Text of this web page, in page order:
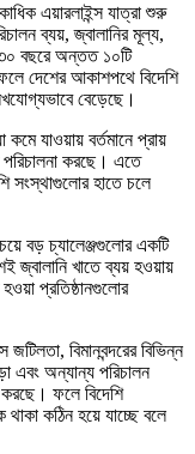
এয়ারলাইন্স যাত্রা শুরু
ব্যয়, জ্বালানির মূল্য,
৩০ বছরে অন্তত ১০টি
ফলে দেশের আকাশপথে বিদেশি
বেড়েছে।
যাওয়ায় বর্তমানে প্রায়
পরিচালনা করছে। এতে
সংস্থাগুলোর হাতে চলে
বড় চ্যালেঞ্জগুলোর একটি
খাতে ব্যয় হওয়ায়
প্রতিষ্ঠানগুলোর
বিমানবন্দরের বিভিন্ন
এবং অন্যান্য পরিচালন
ফলে বিদেশি
থাকা কঠিন হয়ে যাচ্ছে বলে